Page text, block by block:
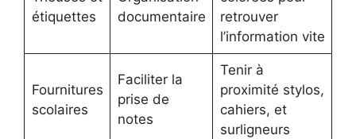
étiquettes
documentaire
retrouver
l’information vite
Fournitures
scolaires
Faciliter la
prise de
notes
Tenir à
proximité stylos,
cahiers, et
surligneurs